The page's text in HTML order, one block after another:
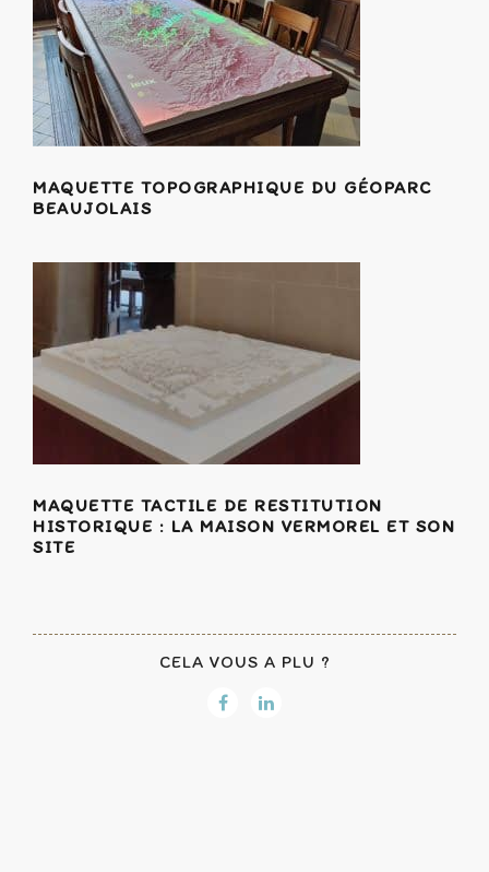
MAQUETTE TOPOGRAPHIQUE DU GÉOPARC
BEAUJOLAIS
MAQUETTE TACTILE DE RESTITUTION
HISTORIQUE : LA MAISON VERMOREL ET SON
SITE
CELA VOUS A PLU ?